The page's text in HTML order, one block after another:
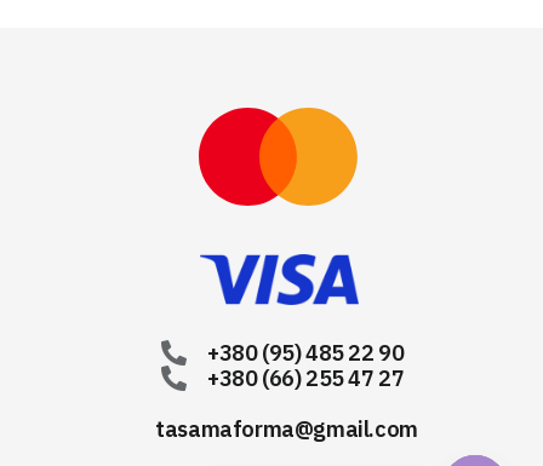
+380 (95) 485 22 90
+380 (66) 255 47 27
tasamaforma@gmail.com